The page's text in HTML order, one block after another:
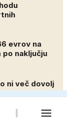
evrov na
po naključju
ni več dovolj